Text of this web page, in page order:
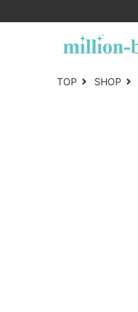
TOP SHOP